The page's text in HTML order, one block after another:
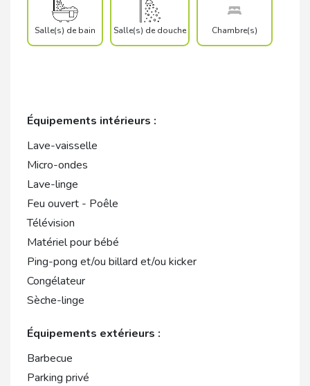
Salle(s) de bain Salle(s) de douche Chambre(s)
Équipements intérieurs :
Lave-vaisselle
Micro-ondes
Lave-linge
Feu ouvert - Poêle
Télévision
Matériel pour bébé
Ping-pong et/ou billard et/ou kicker
Congélateur
Sèche-linge
Équipements extérieurs :
Barbecue
Parking privé